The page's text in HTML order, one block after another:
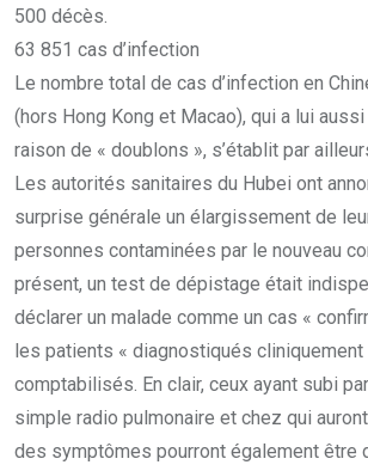
500 décès.
63 851 cas d’infection
Le nombre total de cas d’infection en
(hors Hong Kong et Macao), qui a lui
raison de « doublons », s’établit par
Les autorités sanitaires du Hubei ont
surprise générale un élargissement de
personnes contaminées par le nouveau
présent, un test de dépistage était
déclarer un malade comme un cas «
les patients « diagnostiqués
comptabilisés. En clair, ceux ayant subi
simple radio pulmonaire et chez qui
des symptômes pourront également être